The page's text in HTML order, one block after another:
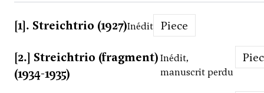
[1]. Streichtrio (1927)Inédit Piece
[2.] Streichtrio (fragment)
(1934-1935)
Inédit,
manuscrit perdu